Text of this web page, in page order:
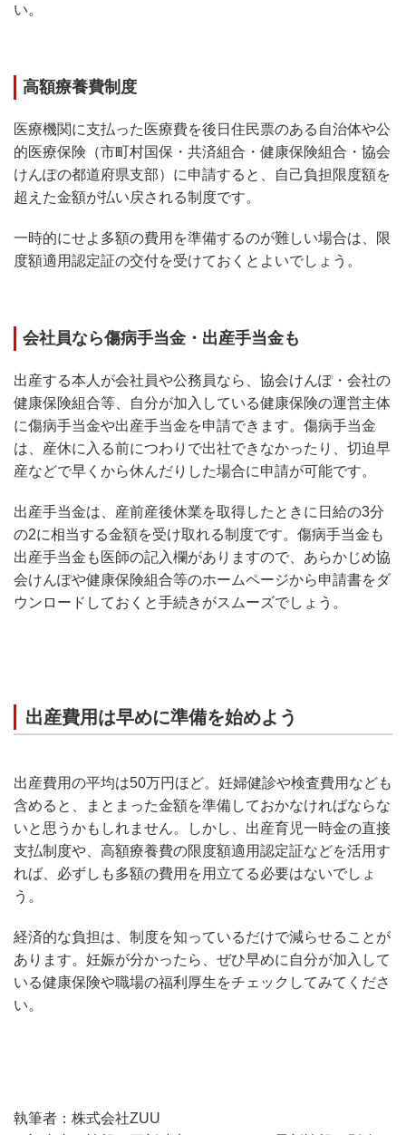
い。
高額療養費制度
医療機関に支払った医療費を後日住民票のある自治体や公
的医療保険（市町村国保・共済組合・健康保険組合・協会
けんぽの都道府県支部）に申請すると、自己負担限度額を
超えた金額が払い戻される制度です。
一時的にせよ多額の費用を準備するのが難しい場合は、限
度額適用認定証の交付を受けておくとよいでしょう。
会社員なら傷病手当金・出産手当金も
出産する本人が会社員や公務員なら、協会けんぽ・会社の
健康保険組合等、自分が加入している健康保険の運営主体
に傷病手当金や出産手当金を申請できます。傷病手当金
は、産休に入る前につわりで出社できなかったり、切迫早
産などで早くから休んだりした場合に申請が可能です。
出産手当金は、産前産後休業を取得したときに日給の3分
の2に相当する金額を受け取れる制度です。傷病手当金も
出産手当金も医師の記入欄がありますので、あらかじめ協
会けんぽや健康保険組合等のホームページから申請書をダ
ウンロードしておくと手続きがスムーズでしょう。
出産費用は早めに準備を始めよう
出産費用の平均は50万円ほど。妊婦健診や検査費用なども
含めると、まとまった金額を準備しておかなければならな
いと思うかもしれません。しかし、出産育児一時金の直接
支払制度や、高額療養費の限度額適用認定証などを活用す
れば、必ずしも多額の費用を用立てる必要はないでしょ
う。
経済的な負担は、制度を知っているだけで減らせることが
あります。妊娠が分かったら、ぜひ早めに自分が加入して
いる健康保険や職場の福利厚生をチェックしてみてくださ
い。
執筆者：株式会社ZUU